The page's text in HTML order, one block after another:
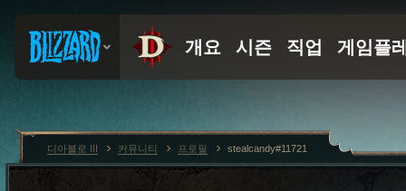
디아블로 III 커뮤니티 프로필 stealcandy#11721